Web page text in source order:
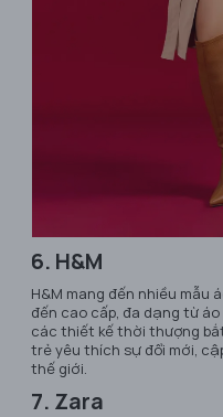
6. H&M
H&M mang đến nhiều mẫu
đến cao cấp, đa dạng từ
các thiết kế thời thượng
trẻ yêu thích sự đổi mới,
thế giới.
7. Zara